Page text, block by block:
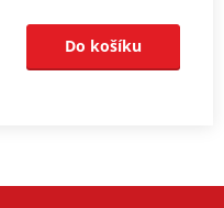
Do košíku